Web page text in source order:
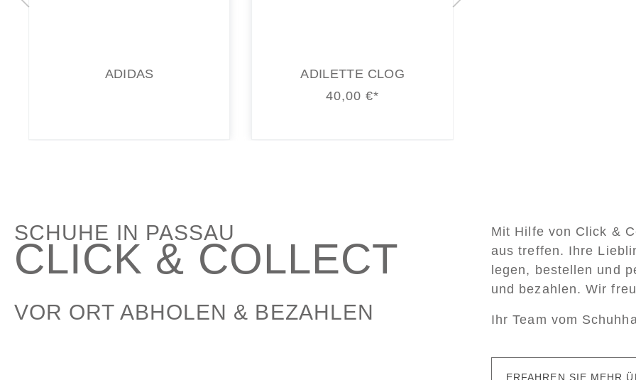
ADILETTE CLOG
ADILETTE COMFORT
ADJUST
SCHUHE IN PASSAU
CLICK & COLLECT
VOR ORT ABHOLEN & BEZAHLEN
Mit Hilfe von Click &
aus treffen. Ihre
legen, bestellen und
und bezahlen. Wir
Ihr Team vom
ERFAHREN SIE MEHR